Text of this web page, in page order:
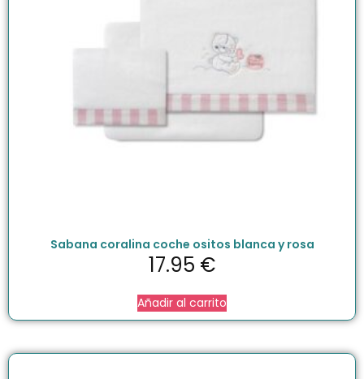
Sabana coralina coche ositos blanca y rosa
17.95 €
Añadir al carrito